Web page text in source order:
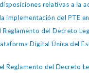
relativas a la
del PTE
del Decreto
Digital Única del
Reglamento del Decreto